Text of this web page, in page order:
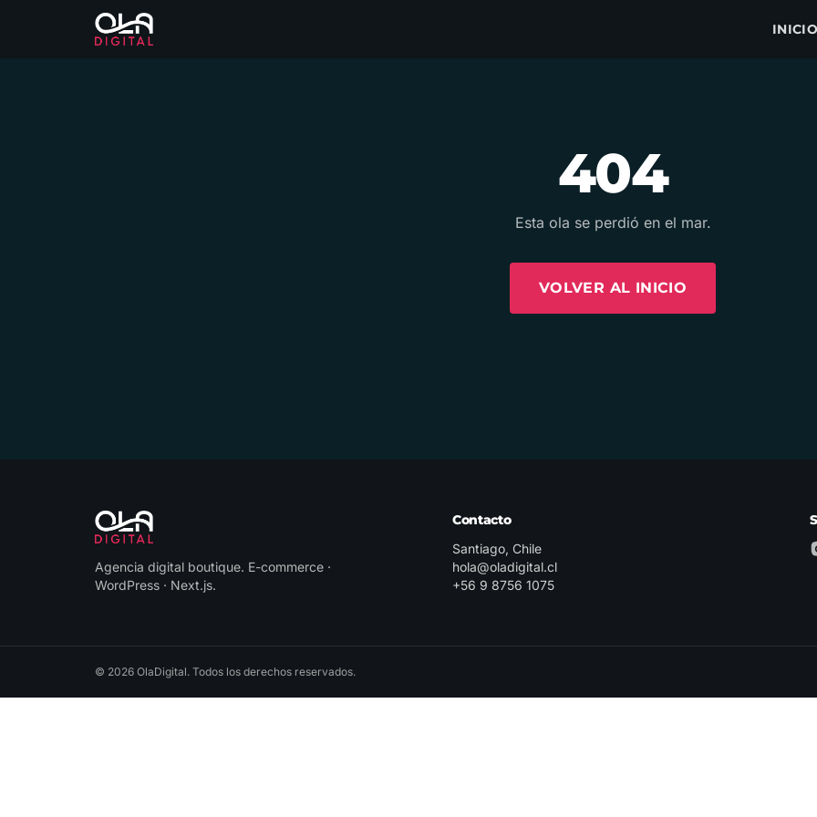
404
Esta ola se perdió en el mar.
VOLVER AL INICIO
Agencia digital boutique. E-commerce ·
WordPress · Next.js.
Contacto
Santiago, Chile
hola@oladigital.cl
+56 9 8756 1075
© 2026 OlaDigital. Todos los derechos reservados.